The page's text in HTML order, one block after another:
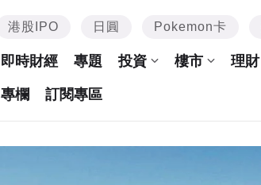
港股IPO 日圓 Pokemon卡
即時財經 專題 投資 樓市 理財
專欄 訂閱專區